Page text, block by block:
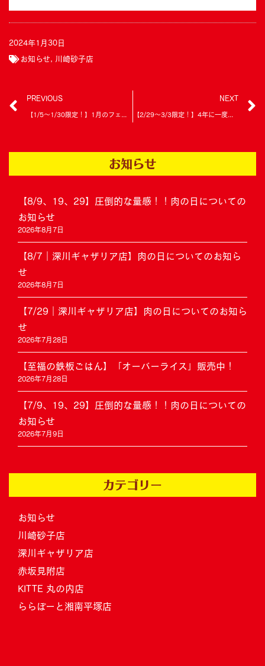
2024年1月30日
お知らせ, 川崎砂子店
PREVIOUS
【1/5～1/30限定！】1月のフェアのご案内
NEXT
【2/29～3/3限定！】4年に一度の和牛祭のご案内
お知らせ
【8/9、19、29】圧倒的な量感！！肉の日についての
お知らせ
2026年8月7日
【8/7｜深川ギャザリア店】肉の日についてのお知ら
せ
2026年8月7日
【7/29｜深川ギャザリア店】肉の日についてのお知ら
せ
2026年7月28日
【至福の鉄板ごはん】「オーバーライス」販売中！
2026年7月28日
【7/9、19、29】圧倒的な量感！！肉の日についての
お知らせ
2026年7月9日
カテゴリー
お知らせ
川崎砂子店
深川ギャザリア店
赤坂見附店
KITTE 丸の内店
ららぽーと湘南平塚店